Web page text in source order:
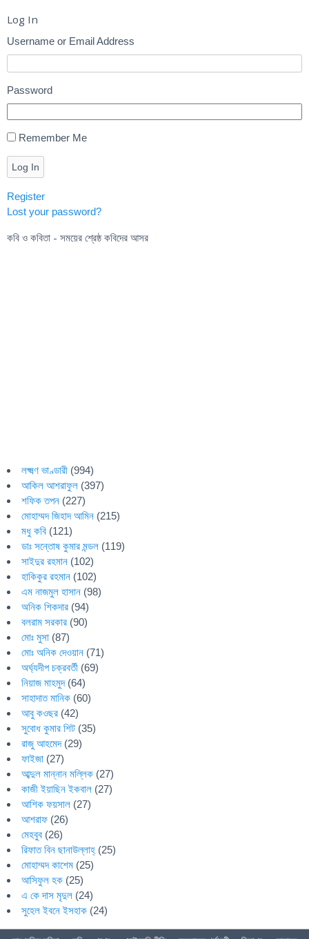
Log In
Username or Email Address
Password
Remember Me
Log In
Register
Lost your password?
কবি ও কবিতা - সময়ের শ্রেষ্ঠ কবিদের আসর
লক্ষ্মণ ভাণ্ডারী (994)
আকিল আশরাফুল (397)
শফিক তপন (227)
মোহাম্মদ জিহাদ আমিন (215)
মধু কবি (121)
ডাঃ সন্তোষ কুমার মন্ডল (119)
সাইদুর রহমান (102)
হাকিকুর রহমান (102)
এম নাজমুল হাসান (98)
অনিক শিকদার (94)
বলরাম সরকার (90)
মোঃ মুসা (87)
মোঃ অনিক দেওয়ান (71)
অর্ঘ্যদীপ চক্রবর্তী (69)
নিয়াজ মাহমুদ(64)
সাহাদাত মানিক (60)
আবু কওছর (42)
সুবোধ কুমার শিট (35)
রাজু আহমেদ(29)
ফাইজা (27)
আব্দুল মান্নান মল্লিক (27)
কাজী ইয়াছিন ইকবাল (27)
আশিক ফয়সাল (27)
আশরাফ (26)
মেহবুব (26)
রিফাত বিন ছানাউল্লাহ্ (25)
মোহাম্মদ কাশেম (25)
আসিফুল হক (25)
এ কে দাস মৃদুল (24)
সুহেল ইবনে ইসহাক (24)